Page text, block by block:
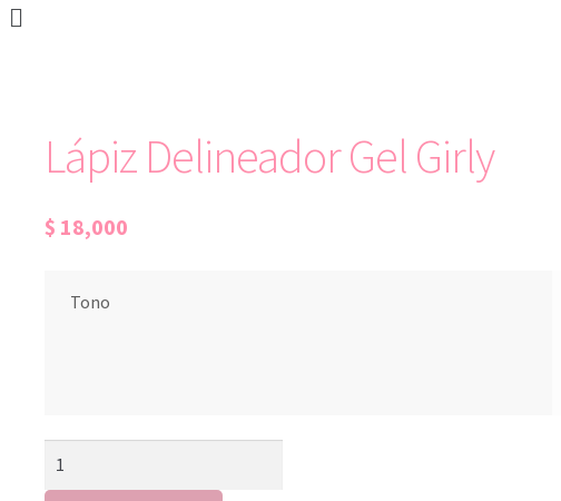
Lápiz Delineador Gel Girly
$ 18,000
Tono